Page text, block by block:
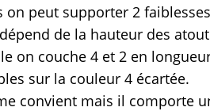
on peut supporter 2
de la hauteur des
on couche 4 et 2 en
sur la couleur 4 écartée.
convient mais il comporte